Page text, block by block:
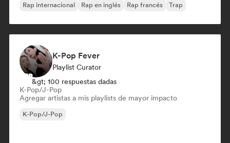
Rap internacional Rap en inglés Rap francés Trap
K-Pop Fever
Playlist Curator
&gt; 100 respuestas dadas
K-Pop/J-Pop
Agregar artistas a mis playlists de mayor impacto
K-Pop/J-Pop